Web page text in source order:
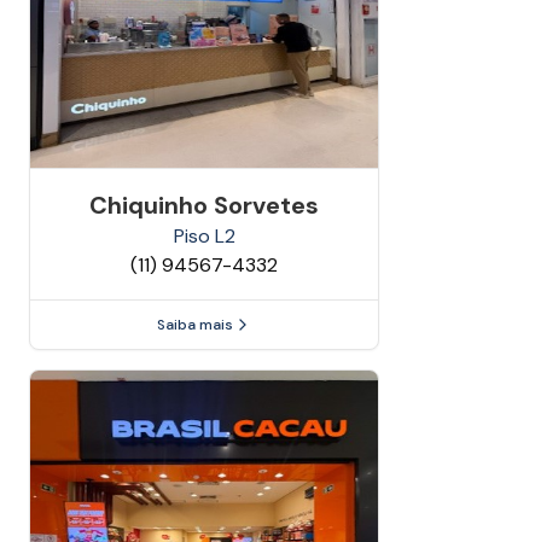
Chiquinho Sorvetes
Piso L2
(11) 94567-4332
Saiba mais